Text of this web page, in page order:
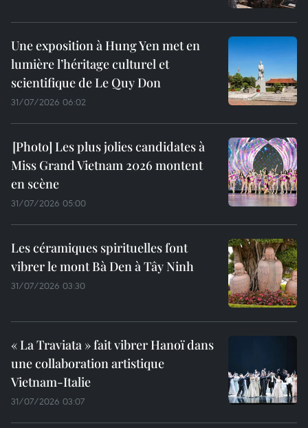
Une exposition à Hung Yen met en
lumière l’héritage culturel et
scientifique de Le Quy Don
31/07/2026 06:02
Les plus jolies candidates à
Miss Grand Vietnam 2026 montent
en scène
31/07/2026 05:00
Les céramiques spirituelles font
vibrer le mont Bà Den à Tây Ninh
31/07/2026 03:30
« La Traviata » fait vibrer Hanoï dans
une collaboration artistique
Vietnam-Italie
31/07/2026 03:07